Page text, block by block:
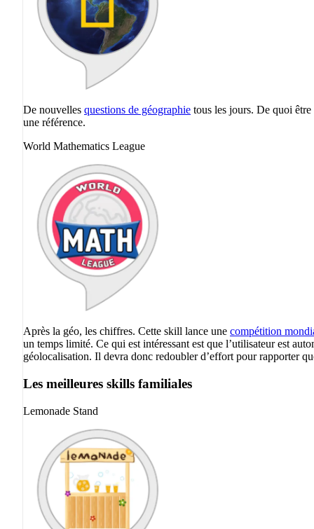
De nouvelles questions de géographie tous les jours. De quoi
une référence.
World Mathematics League
Après la géo, les chiffres. Cette skill lance une compétition
un temps limité. Ce qui est intéressant est que l’utilisateur est
géolocalisation. Il devra donc redoubler d’effort pour rapporter
Les meilleures skills familiales
Lemonade Stand